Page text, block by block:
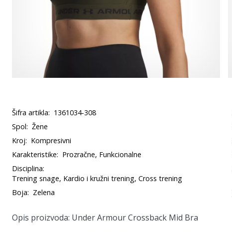
Šifra artikla: 1361034-308
Spol: Žene
Kroj: Kompresivni
Karakteristike: Prozračne, Funkcionalne
Disciplina:
Trening snage, Kardio i kružni trening, Cross trening
Boja: Zelena
Opis proizvoda: Under Armour Crossback Mid Bra